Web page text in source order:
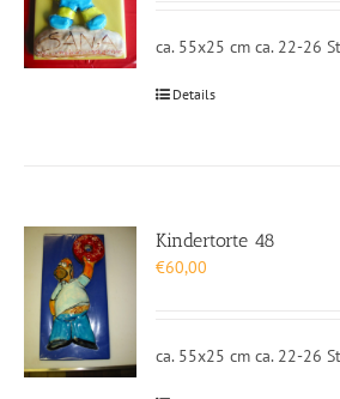
ca. 55x25 cm ca. 22-26
Details
Kindertorte 48
€60,00
ca. 55x25 cm ca. 22-26